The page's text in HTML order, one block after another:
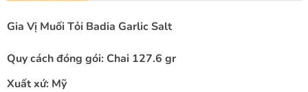
Gia Vị Muối Tỏi Badia Garlic Salt
Quy cách đóng gói: Chai 127.6 gr
Xuất xứ: Mỹ